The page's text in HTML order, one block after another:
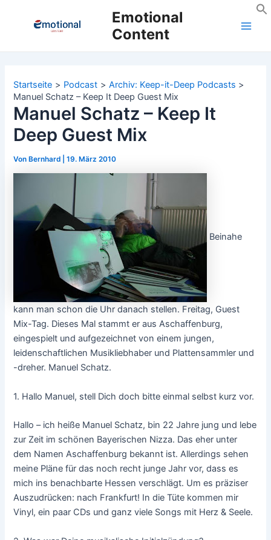
Emotional
Content
Startseite Podcast
Archiv: Keep-it-Deep Podcasts
Manuel Schatz – Keep It Deep Guest Mix
Manuel Schatz – Keep It
Deep Guest Mix
Von Bernhard |19. März 2010
Beinahe
kann man schon die Uhr danach stellen. Freitag, Guest
Mix-Tag. Dieses Mal stammt er aus Aschaffenburg,
eingespielt und aufgezeichnet von einem jungen,
leidenschaftlichen Musikliebhaber und Plattensammler und
-dreher. Manuel Schatz.
1. Hallo Manuel, stell Dich doch bitte einmal selbst kurz vor.
Hallo – ich heiße Manuel Schatz, bin 22 Jahre jung und lebe
zur Zeit im schönen Bayerischen Nizza. Das eher unter
dem Namen Aschaffenburg bekannt ist. Allerdings sehen
meine Pläne für das noch recht junge Jahr vor, dass es
mich ins benachbarte Hessen verschlägt. Um es präziser
Auszudrücken: nach Frankfurt! In die Tüte kommen mir
Vinyl, ein paar CDs und ganz viele Songs mit Herz & Seele.